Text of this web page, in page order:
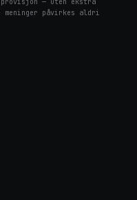
meninger påvirkes aldri